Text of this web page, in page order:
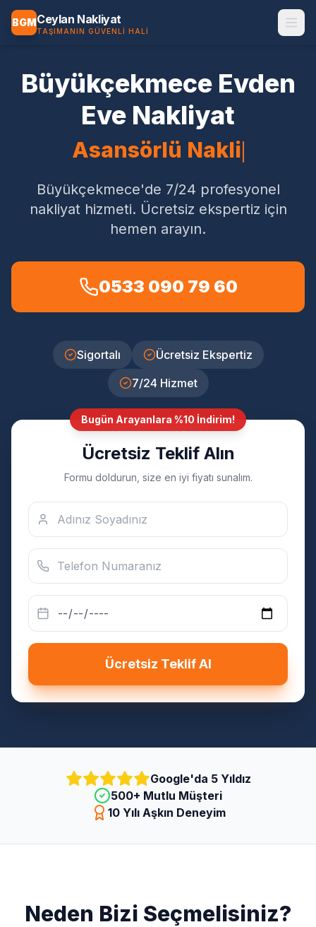
BGMCeylan Nakliyat
TAŞIMANIN GÜVENLI HALI
BüyükçekmeceEvden
Eve Nakliyat
Asansörlü Nakliyat
Büyükçekmece'de 7/24 profesyonel
nakliyat hizmeti. Ücretsiz ekspertiz için
hemen arayın.
0533 090 79 60
Sigortalı
Ücretsiz Ekspertiz
7/24 Hizmet
Bugün Arayanlara %10 İndirim!
Ücretsiz Teklif Alın
Formu doldurun, size en iyi fiyatı sunalım.
Ücretsiz Teklif Al
Google'da 5 Yıldız
500+ Mutlu Müşteri
10 Yılı Aşkın Deneyim
Neden Bizi Seçmelisiniz?